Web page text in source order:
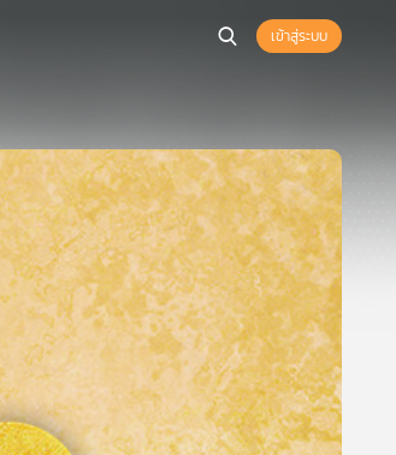
เข้าสู่ระบบ